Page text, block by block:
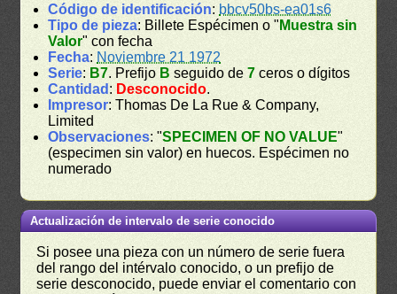
Código de identificación: bbcv50bs-ea01s6
Tipo de pieza: Billete Espécimen o " Muestra sin
Valor" con fecha
Fecha: Noviembre 21 1972
Serie: B7. Prefijo B seguido de7 ceros o dígitos
Cantidad : Desconocido.
Impresor: Thomas De La Rue & Company,
Limited
Observaciones: "SPECIMEN OF NO VALUE"
(especimen sin valor) en huecos. Espécimen no
numerado
Actualización de intervalo de serie conocido
Si posee una pieza con un número de serie fuera
del rango del intérvalo conocido, o un prefijo de
serie desconocido, puede enviar el comentario con